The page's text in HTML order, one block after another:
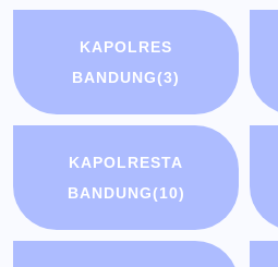
KAPOLRES
BANDUNG(3)
KAPOLRESTA
BANDUNG(10)